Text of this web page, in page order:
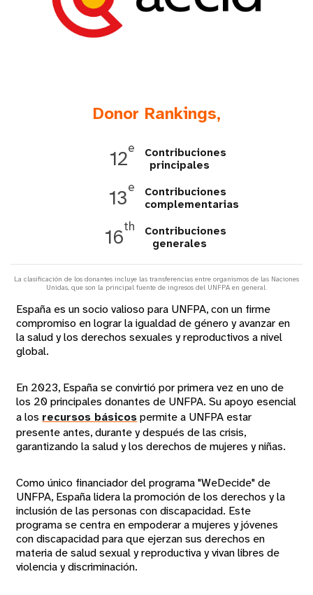
Donor Rankings,
12e
Contribuciones
principales
13e
Contribuciones
complementarias
16th
Contribuciones
generales
La clasificación de los donantes incluye las transferencias entre organismos de las Naciones
Unidas, que son la principal fuente de ingresos del UNFPA en general.
España es un socio valioso para UNFPA, con un firme
compromiso en lograr la igualdad de género y avanzar en
la salud y los derechos sexuales y reproductivos a nivel
global.
En 2023, España se convirtió por primera vez en uno de
los 20 principales donantes de UNFPA. Su apoyo esencial
a los recursos básicospermite a UNFPA estar
presente antes, durante y después de las crisis,
garantizando la salud y los derechos de mujeres y niñas.
Como único financiador del programa "WeDecide" de
UNFPA, España lidera la promoción de los derechos y la
inclusión de las personas con discapacidad. Este
programa se centra en empoderar a mujeres y jóvenes
con discapacidad para que ejerzan sus derechos en
materia de salud sexual y reproductiva y vivan libres de
violencia y discriminación.